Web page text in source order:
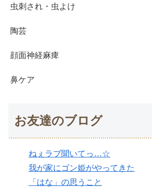
虫刺され・虫よけ
陶芸
顔面神経麻痺
鼻ケア
お友達のブログ
ねぇラブ聞いてっ…☆
我が家にゴン姫がやってきた
「はな」の思うこと